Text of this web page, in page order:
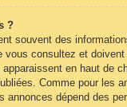
?
souvent des
vous consultez et
en haut de
Comme pour les
annonces dépend des